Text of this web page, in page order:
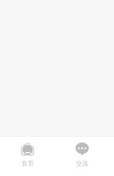
首页 交流